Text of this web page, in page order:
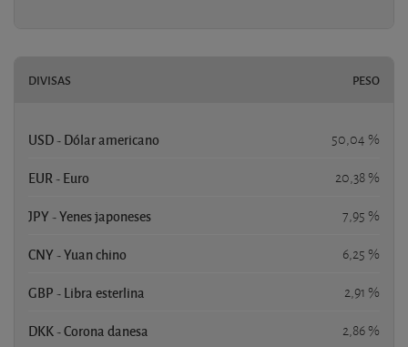
DIVISAS PESO
USD - Dólar americano 50,04 %
EUR - Euro 20,38 %
JPY - Yenes japoneses 7,95 %
CNY - Yuan chino 6,25 %
GBP - Libra esterlina 2,91 %
DKK - Corona danesa 2,86 %